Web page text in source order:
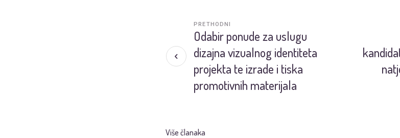
Odabir ponude za uslugu
dizajna vizualnog identiteta
projekta te izrade i tiska
promotivnih materijala
PRETHODNI
Više članaka